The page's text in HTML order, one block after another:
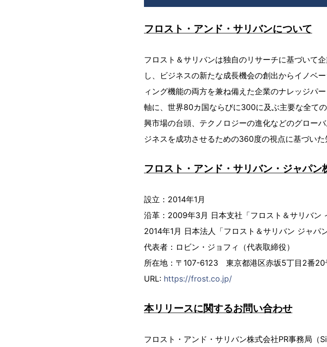
フロスト・アンド・サリバンについて
フロスト＆サリバンは独自のリサーチに基づいて
し、ビジネスの新たな成長機会の創出からイノベ
ィング機能の両方を兼ね備えた企業のナレッジパ
軸に、世界80カ国ならびに300に及ぶ主要な全て
興市場の台頭、テクノロジーの進化などのグロー
ジネスを成功させるための360度の視点に基づいた
フロスト・アンド・サリバン・ジャパン
設立：2014年1月
沿革：2009年3月 日本支社「フロスト＆サリバン
2014年1月 日本法人「フロスト＆サリバン ジャパ
代表者：ロビン・ジョフィ（代表取締役）
所在地：〒107-6123 東京都港区赤坂5丁目2番
URL: https://frost.co.jp/
本リリースに関するお問い合わせ
フロスト・アンド・サリバン株式会社PR事務局（